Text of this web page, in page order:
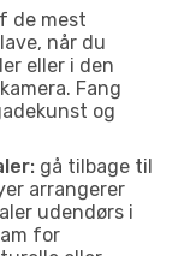
de mest
når du
eller i den
Fang
og
gå tilbage til
arrangerer
udendørs i
for